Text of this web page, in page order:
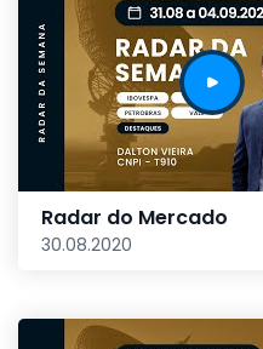
Radar do Mercado
30.08.2020